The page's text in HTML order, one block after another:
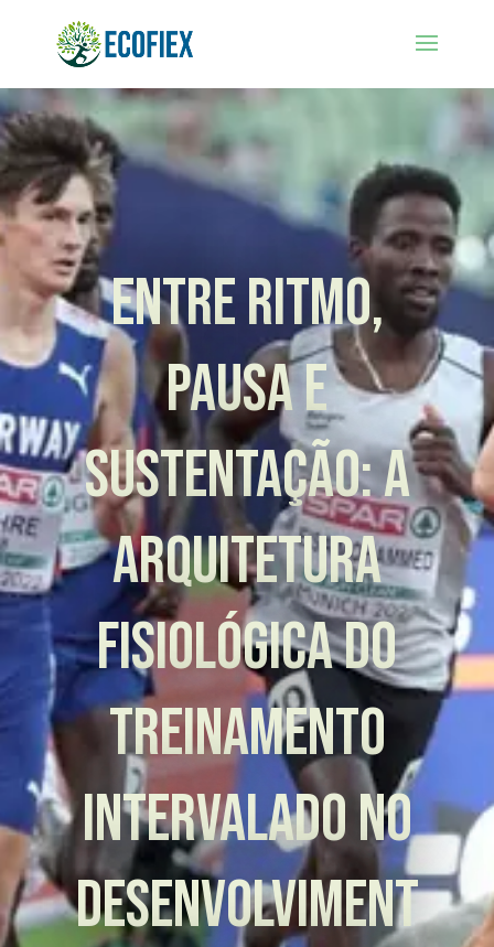
Entre Ritmo,
Pausa e
Sustentação: a
arquitetura
fisiológica do
treinamento
intervalado no
desenvolviment